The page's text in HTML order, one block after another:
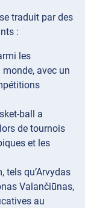
traduit par des
:
les
avec un
ball a
de tournois
et les
tels qu’Arvydas
Valančiūnas,
au